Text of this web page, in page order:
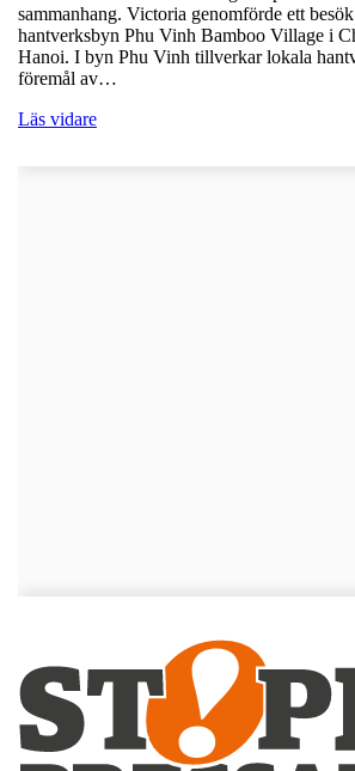
sammanhang. Victoria genomförde ett
hantverksbyn Phu Vinh Bamboo Village i
Hanoi. I byn Phu Vinh tillverkar lokala
föremål av…
Läs vidare